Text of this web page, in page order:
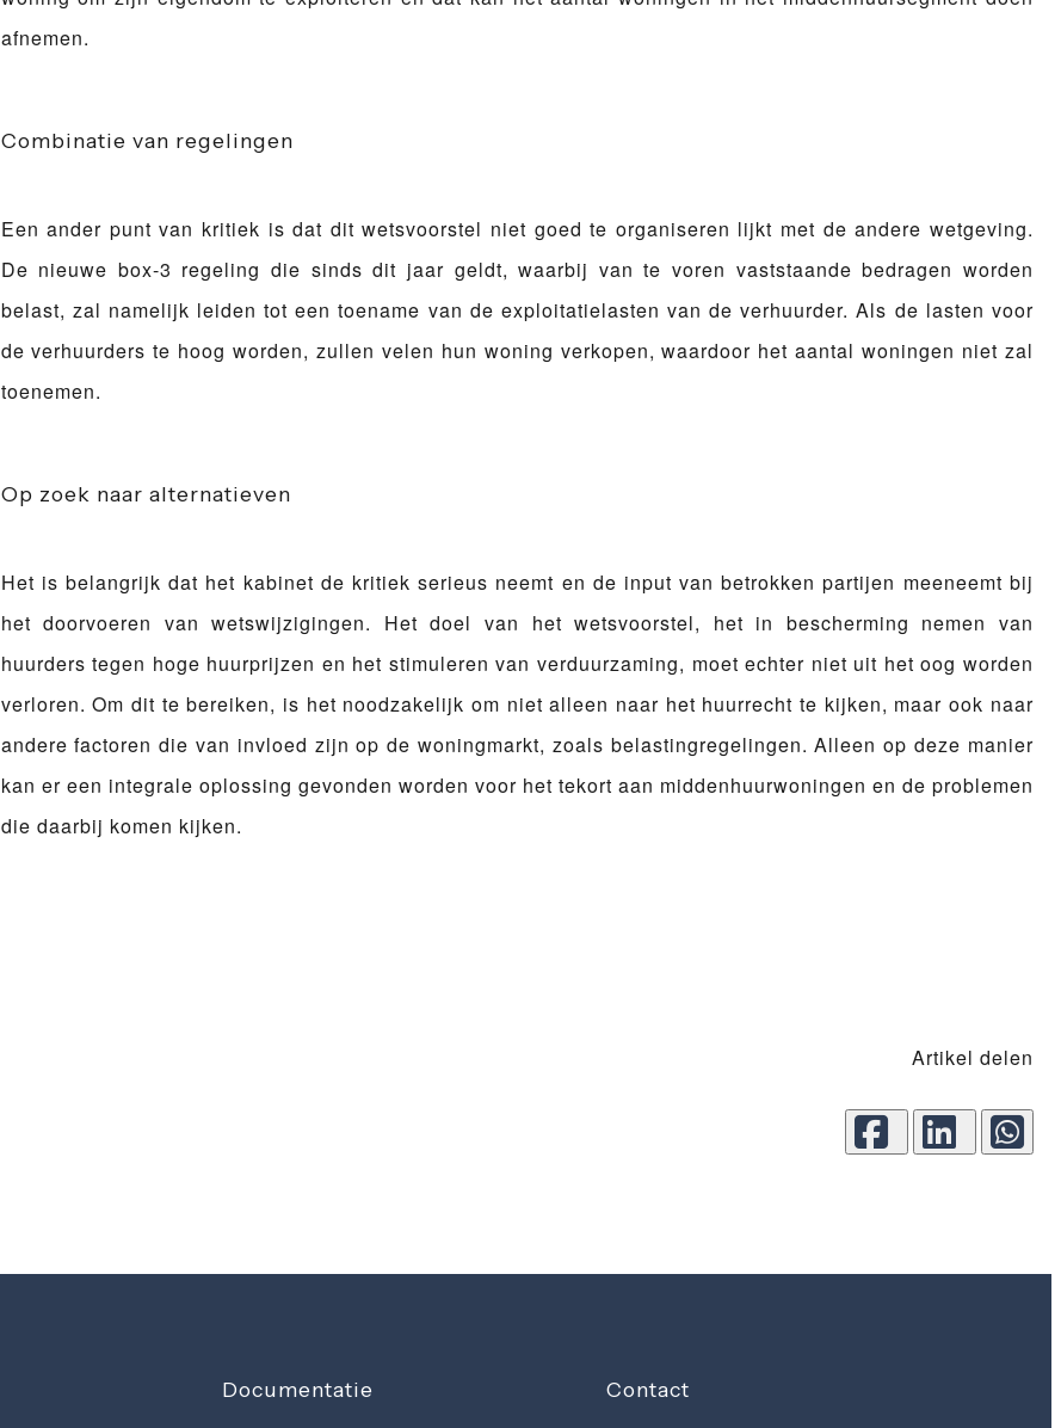
afnemen.
Combinatie van regelingen
Een ander punt van kritiek is dat dit wetsvoorstel niet goed te organiseren lijkt met de andere wetgeving.
De nieuwe box-3 regeling die sinds dit jaar geldt, waarbij van te voren vaststaande bedragen worden
belast, zal namelijk leiden tot een toename van de exploitatielasten van de verhuurder. Als de lasten voor
de verhuurders te hoog worden, zullen velen hun woning verkopen, waardoor het aantal woningen niet zal
toenemen.
Op zoek naar alternatieven
Het is belangrijk dat het kabinet de kritiek serieus neemt en de input van betrokken partijen meeneemt bij
het doorvoeren van wetswijzigingen. Het doel van het wetsvoorstel, het in bescherming nemen van
huurders tegen hoge huurprijzen en het stimuleren van verduurzaming, moet echter niet uit het oog worden
verloren. Om dit te bereiken, is het noodzakelijk om niet alleen naar het huurrecht te kijken, maar ook naar
andere factoren die van invloed zijn op de woningmarkt, zoals belastingregelingen. Alleen op deze manier
kan er een integrale oplossing gevonden worden voor het tekort aan middenhuurwoningen en de problemen
die daarbij komen kijken.
Artikel delen
Documentatie Contact